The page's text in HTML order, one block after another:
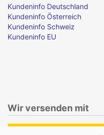
Kundeninfo Deutschland
Kundeninfo Österreich
Kundeninfo Schweiz
Kundeninfo EU
Wir versenden mit